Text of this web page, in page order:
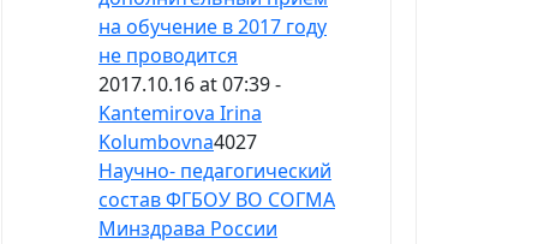
на обучение в 2017 году
не проводится
2017.10.16 at 07:39 -
Kantemirova Irina
Kolumbovna4027
Научно- педагогический
состав ФГБОУ ВО СОГМА
Минздрава России